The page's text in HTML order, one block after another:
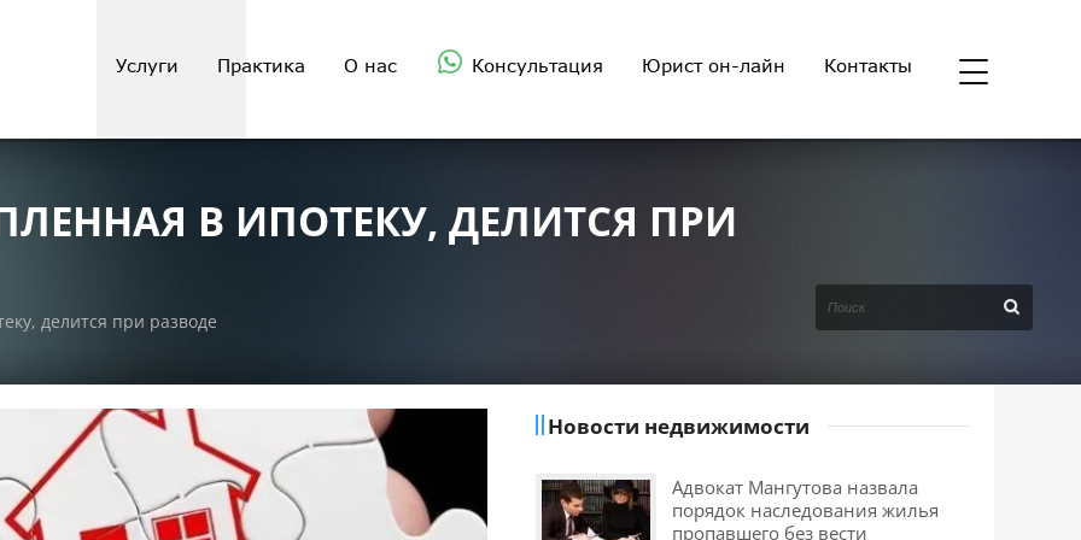
Услуги Практика О нас Консультация Юрист он-лайн Контакты
В ИПОТЕКУ, ДЕЛИТСЯ ПРИ
делится при разводе
Новости недвижимости
Адвокат Мангутова назвала
порядок наследования жилья
пропавшего без вести